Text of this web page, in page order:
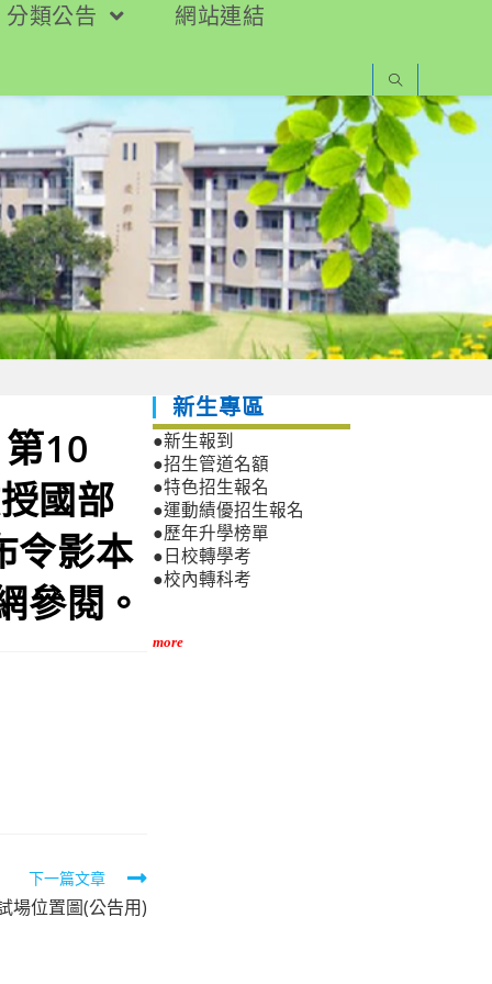
分類公告
網站連結
10
國部
令影本
參閱。
下一篇文章
場位置圖(公告用)
新生專區
●新生報到
●招生管道名額
●特色招生報名
●運動績優招生報名
●歷年升學榜單
●日校轉學考
●校內轉科考
more